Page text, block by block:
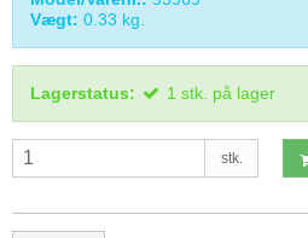
Vægt: 0.33 kg.
Lagerstatus: 1 stk. på lager
stk.